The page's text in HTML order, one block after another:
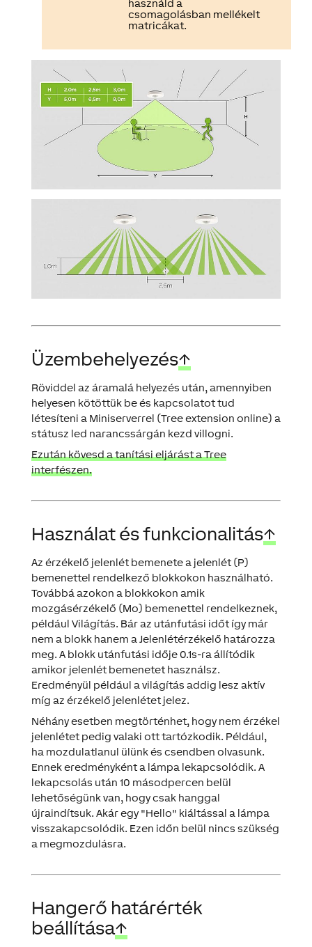
használd a
csomagolásban mellékelt
matricákat.
Üzembehelyezés↑
Röviddel az áramalá helyezés után, amennyiben
helyesen kötöttük be és kapcsolatot tud
létesíteni a Miniserverrel (Tree extension online) a
státusz led narancssárgán kezd villogni.
Ezután kövesd a tanítási eljárást a Tree
interfészen.
Használat és funkcionalitás↑
Az érzékelő jelenlét bemenete a jelenlét (P)
bemenettel rendelkező blokkokon használható.
Továbbá azokon a blokkokon amik
mozgásérzékelő (Mo) bemenettel rendelkeznek,
például Világítás. Bár az utánfutási időt így már
nem a blokk hanem a Jelenlétérzékelő határozza
meg. A blokk utánfutási idője 0.1s-ra állítódik
amikor jelenlét bemenetet használsz.
Eredményül például a világítás addig lesz aktív
míg az érzékelő jelenlétet jelez.
Néhány esetben megtörténhet, hogy nem érzékel
jelenlétet pedig valaki ott tartózkodik. Például,
ha mozdulatlanul ülünk és csendben olvasunk.
Ennek eredményként a lámpa lekapcsolódik. A
lekapcsolás után 10 másodpercen belül
lehetőségünk van, hogy csak hanggal
újraindítsuk. Akár egy "Hello" kiáltással a lámpa
visszakapcsolódik. Ezen időn belül nincs szükség
a megmozdulásra.
Hangerő határérték
beállítása↑